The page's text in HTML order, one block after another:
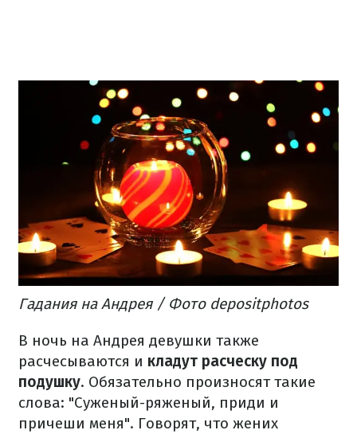
Гадания на Андрея / Фото depositphotos
В ночь на Андрея девушки также
расчесываются и кладут расческу под
подушку. Обязательно произносят такие
слова: "Суженый-ряженый, приди и
причеши меня". Говорят, что жених